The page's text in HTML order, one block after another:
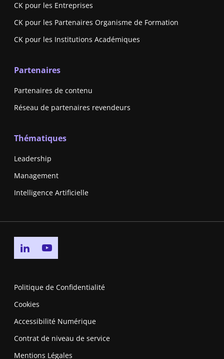
CK pour les Entreprises
CK pour les Partenaires Organisme de Formation
CK pour les Institutions Académiques
Partenaires
Partenaires de contenu
Réseau de partenaires revendeurs
Thématiques
Leadership
Management
Intelligence Artificielle
Go to linkedin page
Politique de Confidentialité
Cookies
Accessibilité Numérique
Contrat de niveau de service
Mentions Légales